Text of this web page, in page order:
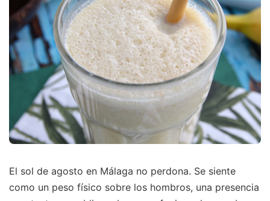
El sol de agosto en Málaga no perdona. Se siente
como un peso físico sobre los hombros, una presencia